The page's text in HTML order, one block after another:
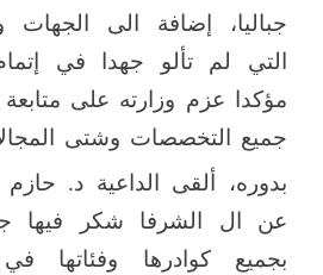
جباليا، إضافة الى الجهات
التي لم تألو جهدا في
مؤكدا عزم وزارته على
جميع التخصصات وشتى
بدوره، ألقى الداعية د. حازم
عن ال الشرفا شكر فيها
بجميع كوادرها وفئاتها